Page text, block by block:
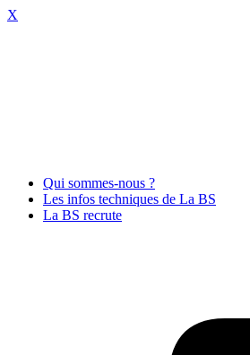
X
Qui sommes-nous ?
Les infos techniques de La BS
La BS recrute